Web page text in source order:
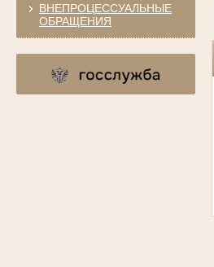
ВНЕПРОЦЕССУАЛЬНЫЕ
ОБРАЩЕНИЯ